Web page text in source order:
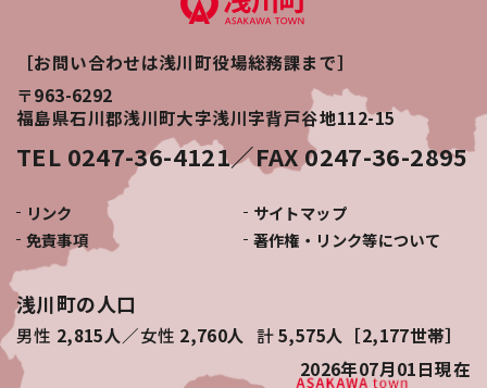
［お問い合わせは浅川町役場総務課まで］
〒963-6292
福島県石川郡浅川町大字浅川字背戸谷地112-15
TEL 0247-36-4121／FAX 0247-36-2895
リンク
サイトマップ
免責事項
著作権・リンク等について
浅川町の人口
男性 2,815人 女性 2,760人 計5,575人［2,177世帯］
2026年07月01日現在